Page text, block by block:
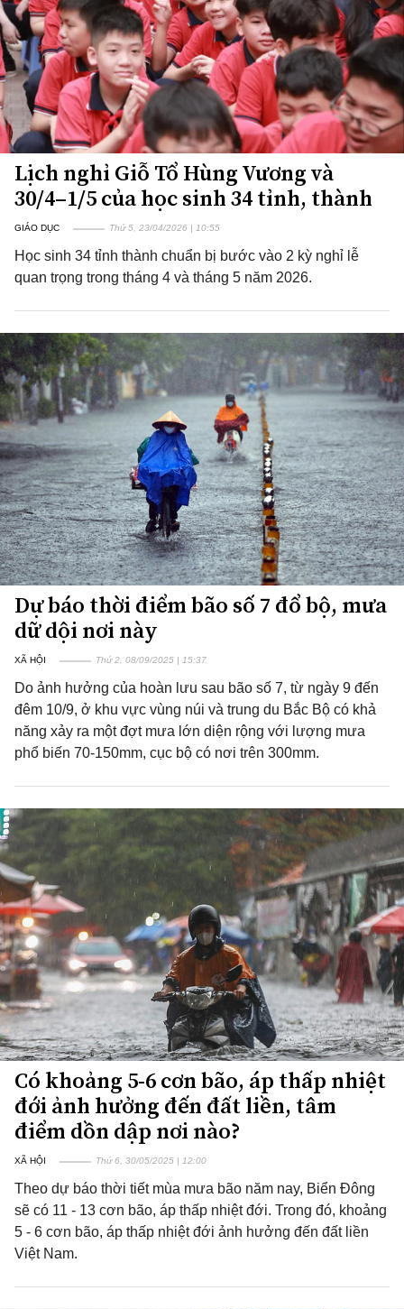
Lịch nghỉ Giỗ Tổ Hùng Vương và
30/4–1/5 của học sinh 34 tỉnh, thành
GIÁO DỤC Thứ 5, 23/04/2026 | 10:55
Học sinh 34 tỉnh thành chuẩn bị bước vào 2 kỳ nghỉ lễ
quan trọng trong tháng 4 và tháng 5 năm 2026.
Dự báo thời điểm bão số 7 đổ bộ, mưa
dữ dội nơi này
XÃ HỘI Thứ 2, 08/09/2025 | 15:37
Do ảnh hưởng của hoàn lưu sau bão số 7, từ ngày 9 đến
đêm 10/9, ở khu vực vùng núi và trung du Bắc Bộ có khả
năng xảy ra một đợt mưa lớn diện rộng với lượng mưa
phổ biến 70-150mm, cục bộ có nơi trên 300mm.
Có khoảng 5-6 cơn bão, áp thấp nhiệt
đới ảnh hưởng đến đất liền, tâm
điểm dồn dập nơi nào?
XÃ HỘI Thứ 6, 30/05/2025 | 12:00
Theo dự báo thời tiết mùa mưa bão năm nay, Biển Đông
sẽ có 11 - 13 cơn bão, áp thấp nhiệt đới. Trong đó, khoảng
5 - 6 cơn bão, áp thấp nhiệt đới ảnh hưởng đến đất liền
Việt Nam.